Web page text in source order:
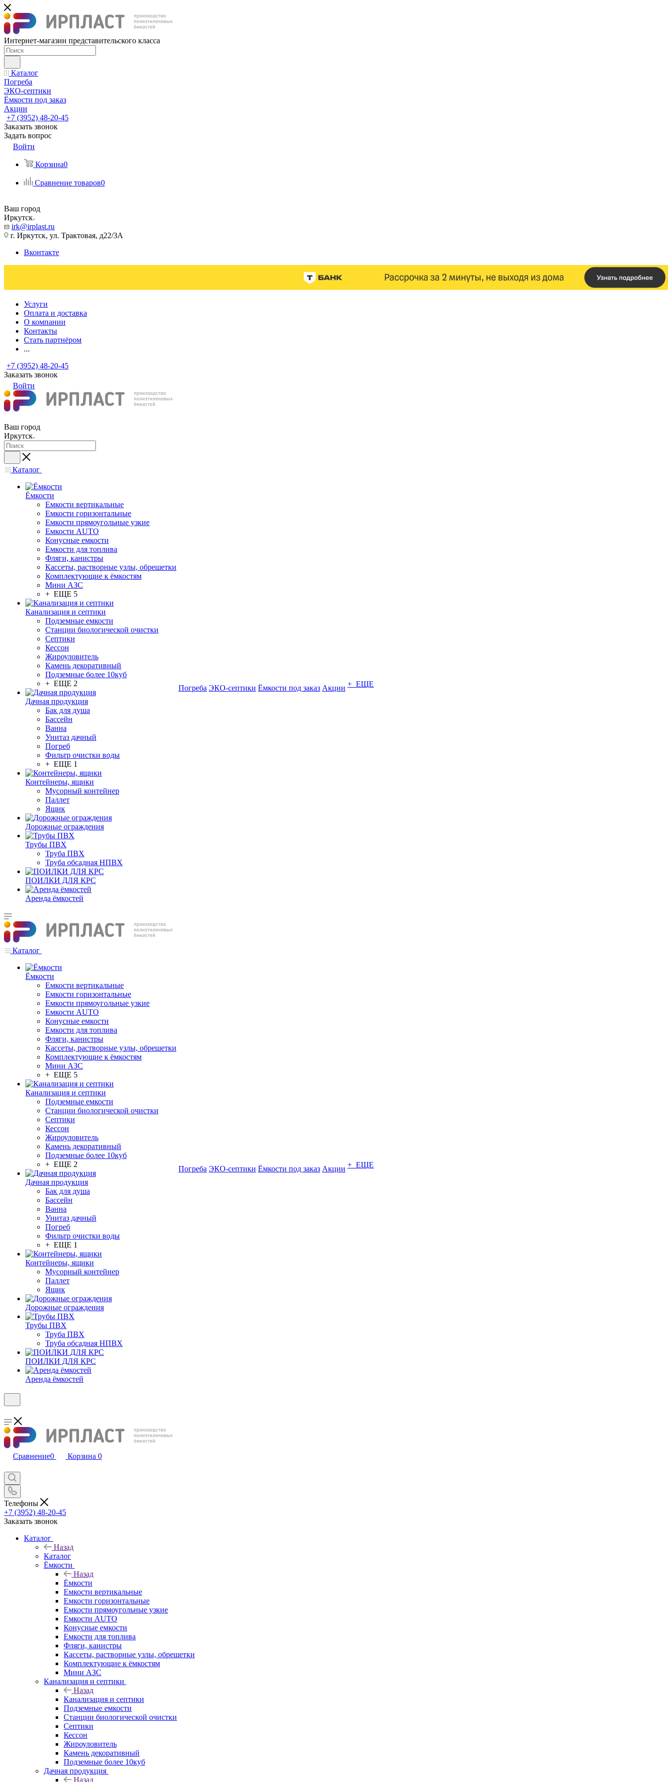
Интернет-магазин представительского класса
Каталог
Погреба
ЭКО-септики
Ёмкости под заказ
Акции
+7 (3952) 48-20-45
Заказать звонок
Задать вопрос
Войти
Корзина0
Сравнение товаров0
Ваш город
Иркутск
irk@irplast.ru
г. Иркутск, ул. Трактовая, д22/3А
Вконтакте
Услуги
Оплата и доставка
О компании
Контакты
Стать партнёром
...
+7 (3952) 48-20-45
Заказать звонок
Войти
Ваш город
Иркутск
Каталог
Ёмкости
Емкости вертикальные
Емкости горизонтальные
Емкости прямоугольные узкие
Емкости АUТО
Конусные емкости
Емкости для топлива
Фляги, канистры
Кассеты, растворные узлы, обрешетки
Комплектующие к ёмкостям
Мини АЗС
+ ЕЩЕ 5
Канализация и септики
Подземные емкости
Станции биологической очистки
Септики
Кессон
Жироуловитель
Камень декоративный
Подземные более 10куб
+ ЕЩЕ 2
Дачная продукция
Бак для душа
Бассейн
Ванна
Унитаз дачный
Погреб
Фильтр очистки воды
+ ЕЩЕ 1
Контейнеры, ящики
Мусорный контейнер
Паллет
Ящик
Дорожные ограждения
Трубы ПВХ
Труба ПВХ
Труба обсадная НПВХ
ПОИЛКИ ДЛЯ КРС
Аренда ёмкостей
Погреба ЭКО-септики Ёмкости под заказ Акции + ЕЩЕ
Каталог
Ёмкости
Емкости вертикальные
Емкости горизонтальные
Емкости прямоугольные узкие
Емкости АUТО
Конусные емкости
Емкости для топлива
Фляги, канистры
Кассеты, растворные узлы, обрешетки
Комплектующие к ёмкостям
Мини АЗС
+ ЕЩЕ 5
Канализация и септики
Подземные емкости
Станции биологической очистки
Септики
Кессон
Жироуловитель
Камень декоративный
Подземные более 10куб
+ ЕЩЕ 2
Дачная продукция
Бак для душа
Бассейн
Ванна
Унитаз дачный
Погреб
Фильтр очистки воды
+ ЕЩЕ 1
Контейнеры, ящики
Мусорный контейнер
Паллет
Ящик
Дорожные ограждения
Трубы ПВХ
Труба ПВХ
Труба обсадная НПВХ
ПОИЛКИ ДЛЯ КРС
Аренда ёмкостей
Погреба ЭКО-септики Ёмкости под заказ Акции + ЕЩЕ
Сравнение0 Корзина 0
Телефоны
+7 (3952) 48-20-45
Заказать звонок
Каталог
Назад
Каталог
Ёмкости
Назад
Ёмкости
Емкости вертикальные
Емкости горизонтальные
Емкости прямоугольные узкие
Емкости АUТО
Конусные емкости
Емкости для топлива
Фляги, канистры
Кассеты, растворные узлы, обрешетки
Комплектующие к ёмкостям
Мини АЗС
Канализация и септики
Назад
Канализация и септики
Подземные емкости
Станции биологической очистки
Септики
Кессон
Жироуловитель
Камень декоративный
Подземные более 10куб
Дачная продукция
Назад